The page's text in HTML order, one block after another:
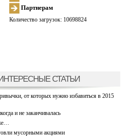
Партнерам
Количество загрузок: 10698824
СТАТЬИ
от которых нужно избавиться в 2015
и не заканчивалась
мусорными акциями